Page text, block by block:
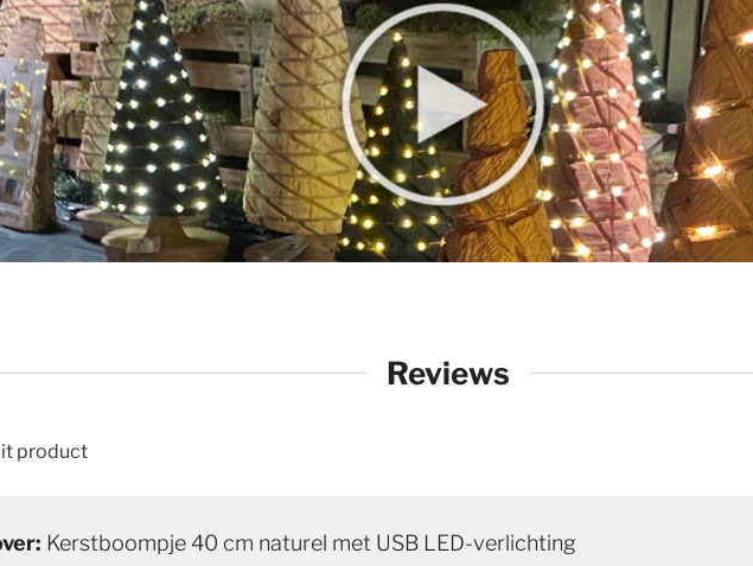
Reviews
product
Kerstboompje 40 cm naturel met USB LED-verlichting